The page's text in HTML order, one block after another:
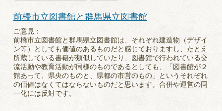
前橋市立図書館と群馬県立図書館
ご意見：
前橋市立図書館と群馬県立図書館は、それぞれ建造物（デザイ
ン等）としても価値のあるものだと感じておりますし、たとえ
所蔵している書籍が類似していたり、図書館で行われている交
流活動や教育活動が同様のものであるとしても、「図書館が２
館あって、県央のものと、県都の市営のもの」というそれぞれ
の価値はなくてはならないものだと思います。合併や運営の同
一化には反対です。